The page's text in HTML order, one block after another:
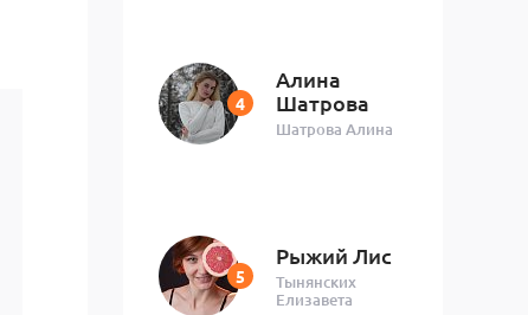
Алина
Шатрова
Шатрова Алина
Рыжий Лис
Тынянских
Елизавета